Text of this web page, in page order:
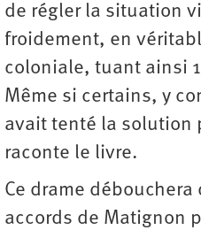
de régler la situation
froidement, en
coloniale, tuant ainsi
Même si certains, y
avait tenté la solution
raconte le livre.
Ce drame débouchera
accords de Matignon